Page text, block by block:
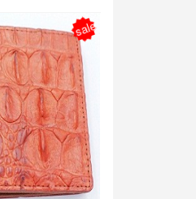
sale